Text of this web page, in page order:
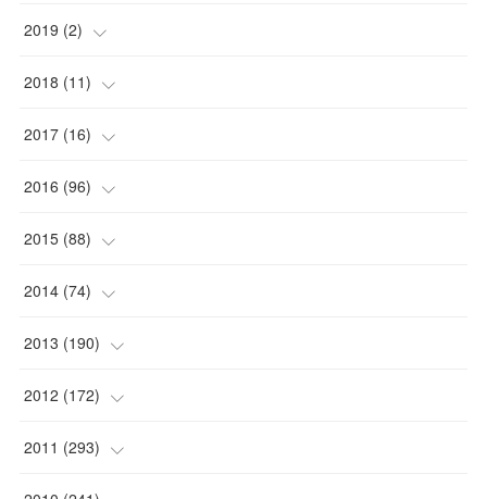
(1
( 1)
(1)
2019 (2)
( 1)
(1)
2018 (11)
(2)
(1)
(1)
(1)
( 3 )
2017 (16)
(1)
(2)
(1)
(3)
(1)
2016 (96)
(2)
(5)
(6)
(3)
(4)
2015 (88)
(4)
(7)
(6)
(6)
( 12)
2014 (74)
(9)
(14)
(6)
( 1)
2013 (190)
(17)
(22)
(11)
2012 (172)
(12)
2011 (293)